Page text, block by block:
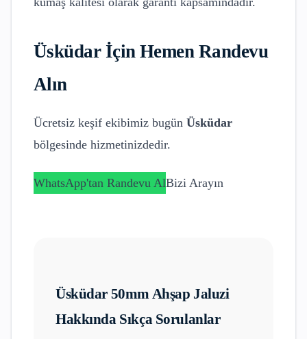
Üsküdarİçin Hemen Randevu
Alın
Ücretsiz keşif ekibimiz bugün Üsküdar
bölgesinde hizmetinizdedir.
WhatsApp'tan Randevu AlBizi Arayın
Üsküdar 50mm Ahşap Jaluzi
Hakkında Sıkça Sorulanlar